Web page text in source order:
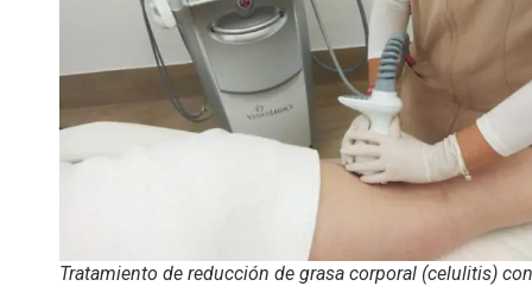
Tratamiento de reducción de grasa corporal (celulitis) con